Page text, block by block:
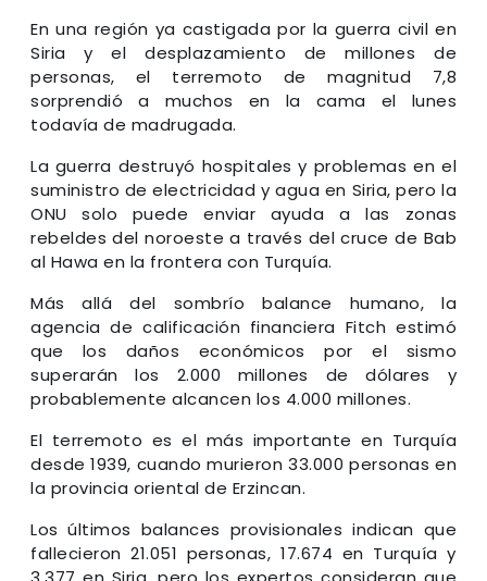
En una región ya castigada por la guerra civil en
Siria y el desplazamiento de millones de
personas, el terremoto de magnitud 7,8
sorprendió a muchos en la cama el lunes
todavía de madrugada.
La guerra destruyó hospitales y problemas en el
suministro de electricidad y agua en Siria, pero la
ONU solo puede enviar ayuda a las zonas
rebeldes del noroeste a través del cruce de Bab
al Hawa en la frontera con Turquía.
Más allá del sombrío balance humano, la
agencia de calificación financiera Fitch estimó
que los daños económicos por el sismo
superarán los 2.000 millones de dólares y
probablemente alcancen los 4.000 millones.
El terremoto es el más importante en Turquía
desde 1939, cuando murieron 33.000 personas en
la provincia oriental de Erzincan.
Los últimos balances provisionales indican que
fallecieron 21.051 personas, 17.674 en Turquía y